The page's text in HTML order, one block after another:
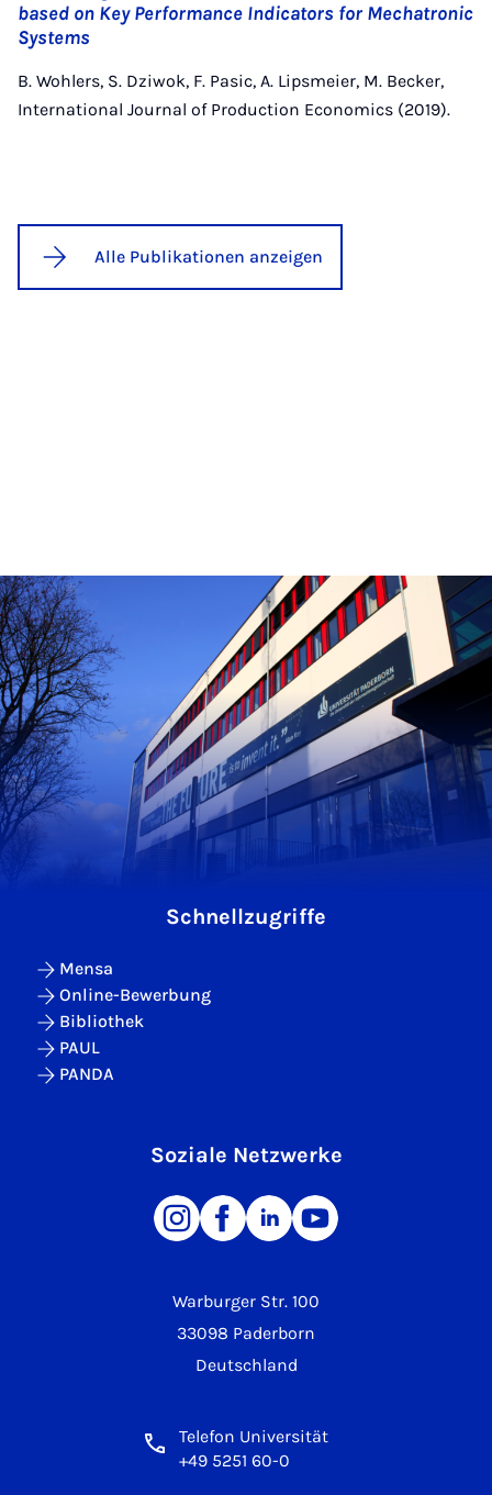
based on Key Performance Indicators for Mechatronic
Systems
B. Wohlers, S. Dziwok, F. Pasic, A. Lipsmeier, M. Becker,
International Journal of Production Economics (2019).
Alle Publikationen anzeigen
Warburger Str. 100
33098 Paderborn
Deutschland
Telefon Universität
+49 5251 60-0
Schnellzugriffe
Mensa
Online-Bewerbung
Bibliothek
PAUL
PANDA
Soziale Netzwerke